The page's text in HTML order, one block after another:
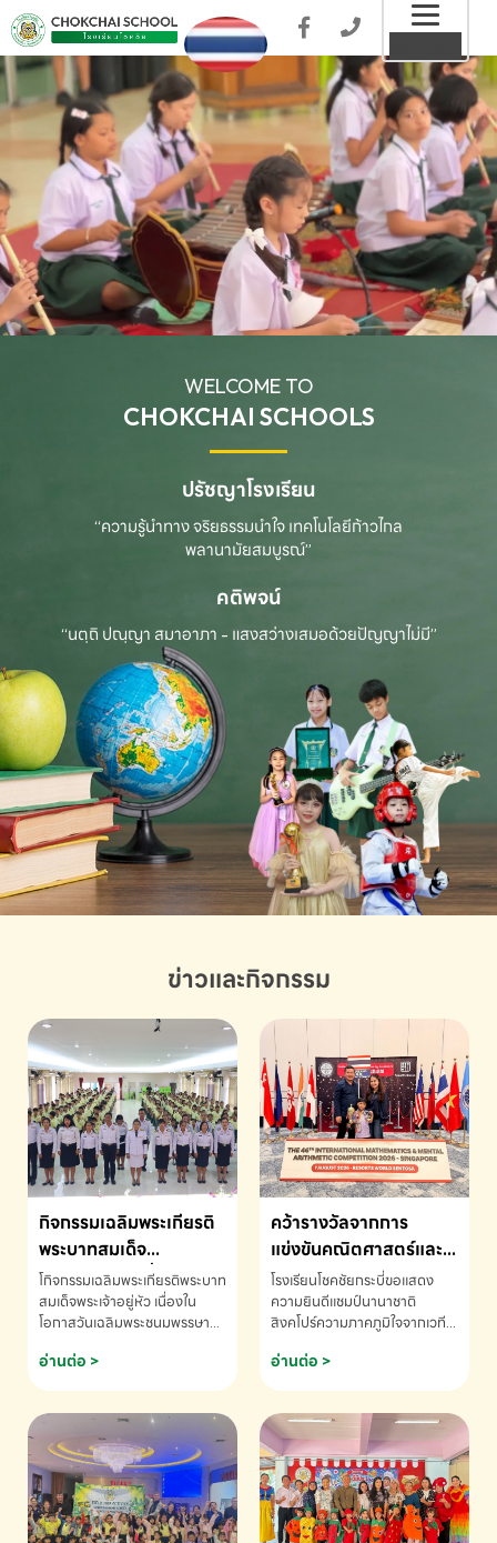
WELCOME TO
CHOKCHAI SCHOOLS
ปรัชญาโรงเรียน
“ความรู้นำทาง จริยธรรมนำใจ เทคโนโลยีก้าวไกล
พลานามัยสมบูรณ์”
คติพจน์
“นตฺถิ ปณฺญา สมาอาภา - แสงสว่างเสมอด้วยปัญญาไม่มี”
ข่าวและกิจกรรม
กิจกรรมเฉลิมพระเกียรติ
พระบาทสมเด็จ
พระเจ้าอยู่หัว เนื่องใน
โอกาสวันเฉลิม
พระชนมพรรษา
โกิจกรรมเฉลิมพระเกียรติพระบาท
สมเด็จพระเจ้าอยู่หัว เนื่องใน
โอกาสวันเฉลิมพระชนมพรรษา
ข้อมูลเพิ่มเติม โทร. 075-691910
อ่านต่อ >
คว้ารางวัลจากการ
แข่งขันคณิตศาสตร์และ
คณิตคิดเร็วนานาชาติ
ครั้งที่ 46 ประจำปี 2569
ณ ประเทศสิงคโปร์
โรงเรียนโชคชัยกระบี่ขอแสดง
ความยินดีแชมป์นานาชาติ
สิงคโปร์ความภาคภูมิใจจากเวที
ด.ช.พัทธนันท์ พรหมพันธ์ ชั้น
อนุบาล EP K3 โรงเรียนโชคชัย
แข่งขันคณิตศาสตร์และคณิตคิด
เร็วนานาชาติ ครั้งที่ 46 ประจำปี
2569 ณ ประเทศสิงคโปร์
INTERNATIONAL
MATHEMATICS AND
MENTAL ARITHMETIC
อ่านต่อ >